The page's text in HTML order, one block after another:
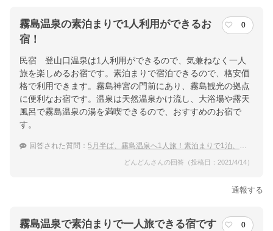
霧島温泉の素泊まりで1人利用ができるお
宿！
0
民宿 登山口温泉は1人利用ができるので、気兼ねなく一人
旅を楽しめるお宿です。素泊まりで宿泊できるので、格安価
格で利用できます。霧島神宮の門前にあり、霧島観光の拠点
に便利なお宿です。温泉は天然温泉かけ流し、大浴場や露天
風呂で霧島温泉の湯を満喫できるので、おすすめのお宿で
す。
回答された質問： 5月半ば、霧島温泉へ1人旅！素泊まりで1泊、あるいは連泊で温泉が楽しみやすい宿
どんどんさんの回答（投稿日：2021/4/14）
通報する
霧島温泉で素泊まりで一人旅できる宿です 0